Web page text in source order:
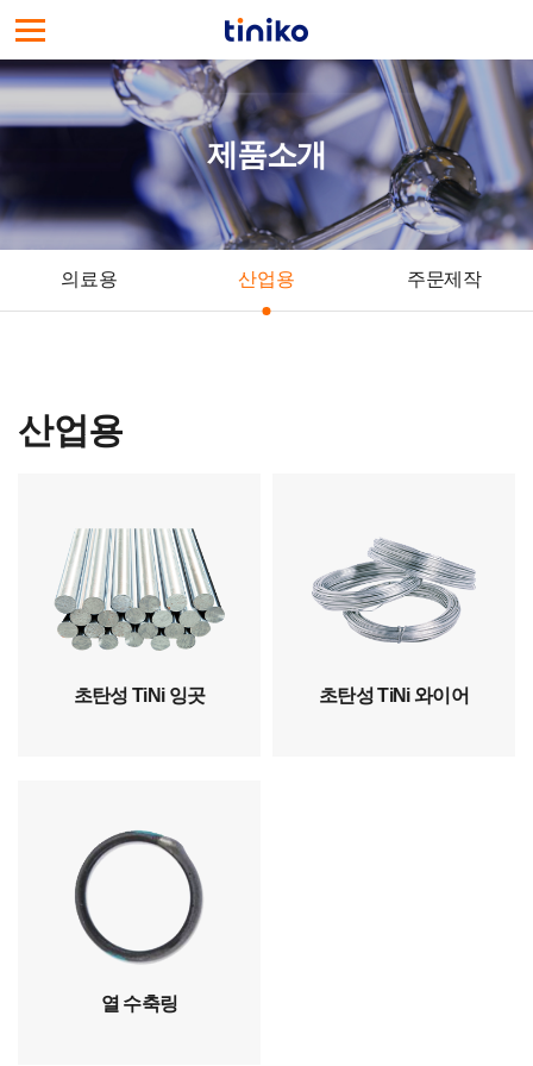
(
주
)
티
니
코
제품소개
의료용 산업용 주문제작
산업용
초탄성 TiNi 잉곳 초탄성 TiNi 와이어
열 수축링